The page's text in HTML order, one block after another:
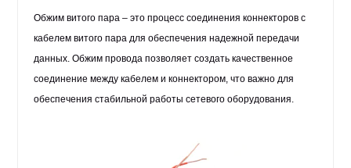
Обжим витого пара – это процесс соединения коннекторов с
кабелем витого пара для обеспечения надежной передачи
данных. Обжим провода позволяет создать качественное
соединение между кабелем и коннектором, что важно для
обеспечения стабильной работы сетевого оборудования.